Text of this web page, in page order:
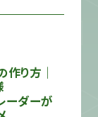
作り方｜
ーダーが